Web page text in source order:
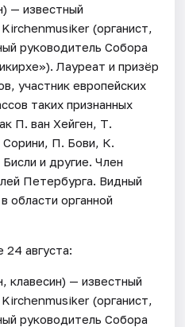
— известный
(органист,
руководитель Собора
Лауреат и призёр
участник европейских
таких признанных
П. ван Хейген, Т.
П. Бови, К.
и другие. Член
Петербурга. Видный
области органной
24 августа:
клавесин) — известный
(органист,
руководитель Собора